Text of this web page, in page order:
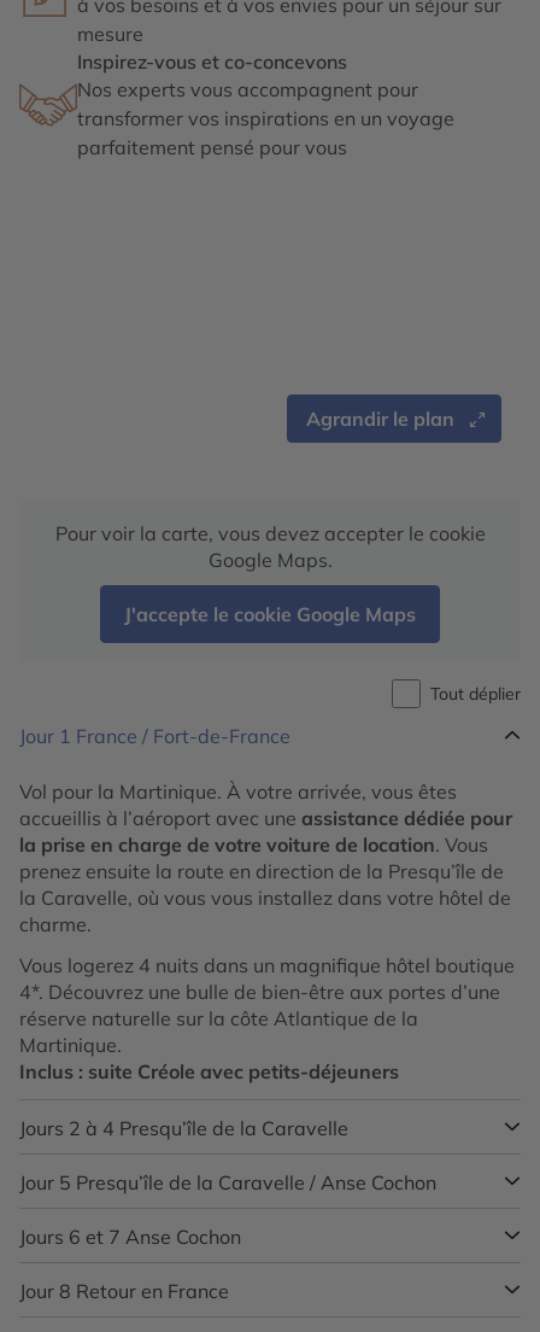
à vos besoins et à vos envies pour un séjour sur
mesure
Inspirez-vous et co-concevons
Nos experts vous accompagnent pour
transformer vos inspirations en un voyage
parfaitement pensé pour vous
Agrandir le plan
Pour voir la carte, vous devez accepter le cookie
Google Maps.
J'accepte le cookie Google Maps
Tout déplier
Jour 1 France / Fort-de-France
Vol pour la Martinique. À votre arrivée, vous êtes
accueillis à l’aéroport avec une assistance dédiée pour
la prise en charge de votre voiture de location. Vous
prenez ensuite la route en direction de la Presqu’île de
la Caravelle, où vous vous installez dans votre hôtel de
charme.
Vous logerez 4 nuits dans un magnifique hôtel boutique
4*. Découvrez une bulle de bien-être aux portes d’une
réserve naturelle sur la côte Atlantique de la
Martinique.
Inclus : suite Créole avec petits-déjeuners
Jours 2 à 4 Presqu’île de la Caravelle
Découverte de la Presqu’île de la Caravelle et de toute
la côte est. La Caravelle est une des visites
incontournables de l’île : cette réserve naturelle fait
partie du Parc naturel régional de la Martinique et
abrite des espèces endémiques de la faune et de la
flore. Vous traversez le petit village de Tartane. Au-
Jour 5 Presqu’île de la Caravelle / Anse Cochon
Avant de restituer votre voiture de location au
Lamentin, et de prendre votreferry pour Sainte-Lucie,
offrez-vous une parenthèse urbaine à Fort-de-France
(Transfert Aéroport / Port inclus).
Jours 6 et 7 Anse Cochon
Quelques jours pour savourer le silence tropical, les
couchers de soleil flamboyant de votre terrasse.
Jour 8 Retour en France